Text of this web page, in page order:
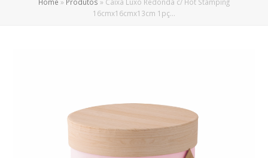
16cmx16cmx13cm 1pç…